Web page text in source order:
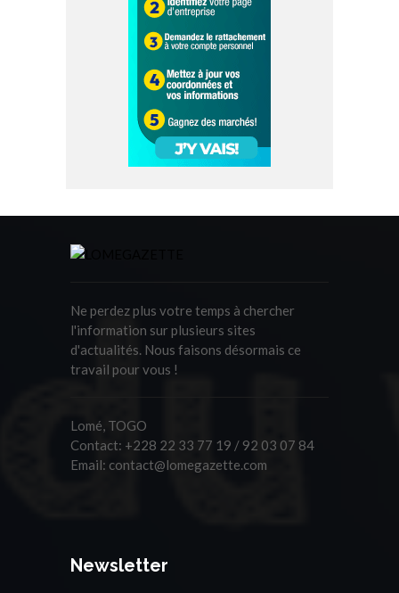
Ne perdez plus votre temps à chercher
l'information sur plusieurs sites
d'actualités. Nous faisons désormais ce
travail pour vous !
Lomé, TOGO
Contact: +228 22 33 77 19 / 92 03 07 84
Email: contact@lomegazette.com
Newsletter